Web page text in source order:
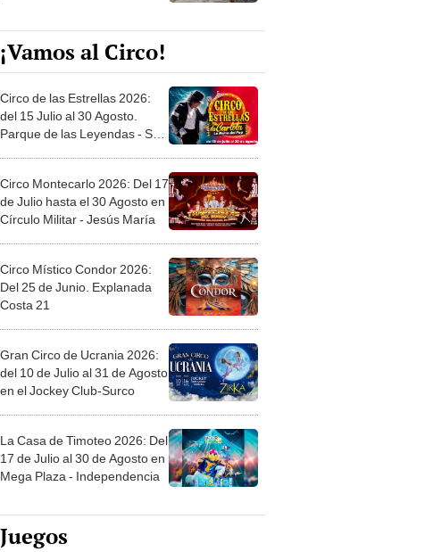
¡Vamos al Circo!
Circo de las Estrellas 2026:
del 15 Julio al 30 Agosto.
Parque de las Leyendas - San
Circo Montecarlo 2026: Del 17
de Julio hasta el 30 Agosto en
Círculo Militar - Jesús María
Circo Místico Condor 2026:
Del 25 de Junio. Explanada
Costa 21
Gran Circo de Ucrania 2026:
del 10 de Julio al 31 de Agosto
en el Jockey Club-Surco
La Casa de Timoteo 2026: Del
17 de Julio al 30 de Agosto en
Mega Plaza - Independencia
Juegos